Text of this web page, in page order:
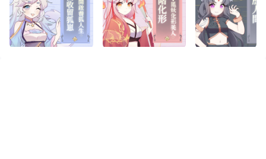
【欲為化形勤修煉】
小狐狸初來乍到，先在山中修煉一番吧。沐浴，看書，學習
技巧，熟悉族規，勤加修煉才能化形成人哦。